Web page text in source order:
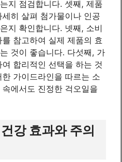
지 점검합니다. 셋째, 제품
히 살펴 첨가물이나 인공
지 확인합니다. 넷째, 소비
참고하여 실제 제품의 효
것이 좋습니다. 다섯째, 가
합리적인 선택을 하는 것
가이드라인을 따르는 소
에서도 진정한 걱오일을
강 효과와 주의